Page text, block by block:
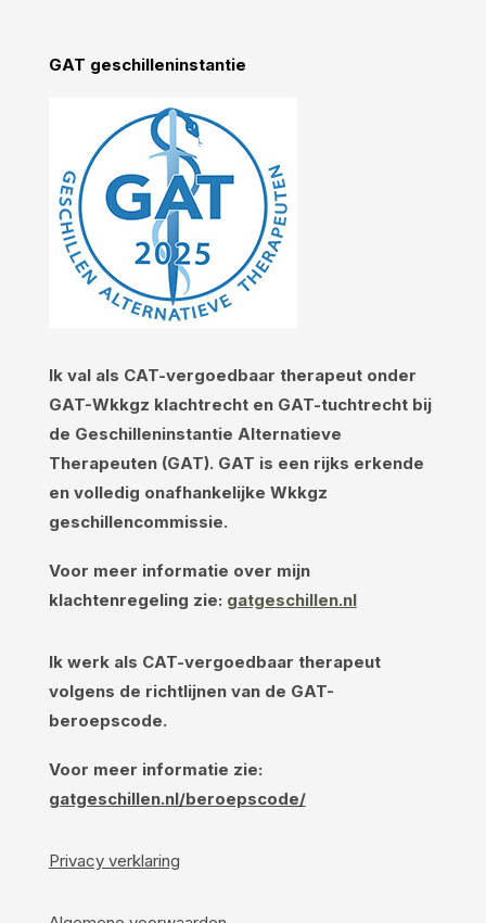
GAT geschilleninstantie
Ik val als CAT-vergoedbaar therapeut onder
GAT-Wkkgz klachtrecht en GAT-tuchtrecht bij
de Geschilleninstantie Alternatieve
Therapeuten (GAT). GAT is een rijks erkende
en volledig onafhankelijke Wkkgz
geschillencommissie.
Voor meer informatie over mijn
klachtenregeling zie: gatgeschillen.nl
Ik werk als CAT-vergoedbaar therapeut
volgens de richtlijnen van de GAT-
beroepscode.
Voor meer informatie zie:
gatgeschillen.nl/beroepscode/
Privacy verklaring